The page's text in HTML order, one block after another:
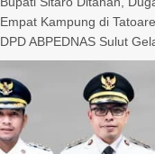
Empat Kampung di
DPD ABPEDNAS Sulut